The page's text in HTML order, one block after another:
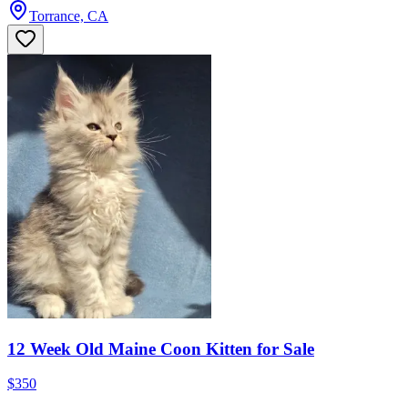
Torrance, CA
12 Week Old Maine Coon Kitten for Sale
$350